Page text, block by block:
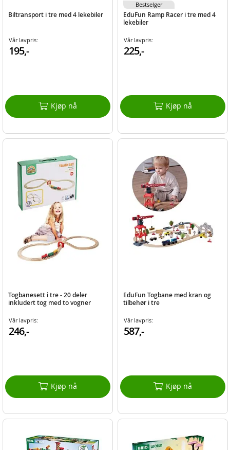
Biltransport i tre med 4 lekebiler
Vår lavpris:
195,-
Kjøp nå
EduFun Ramp Racer i tre med 4
lekebiler
Vår lavpris:
225,-
Kjøp nå
Bestselger
Togbanesett i tre - 20 deler
inkludert tog med to vogner
Vår lavpris:
246,-
Kjøp nå
EduFun Togbane med kran og
tilbehør i tre
Vår lavpris:
587,-
Kjøp nå